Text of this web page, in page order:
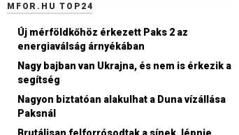
MFOR.HU TOP24
Új mérföldkőhöz érkezett Paks 2 az
energiaválság árnyékában
Nagy bajban van Ukrajna, és nem is érkezik a
segítség
Nagyon biztatóan alakulhat a Duna vízállása
Paksnál